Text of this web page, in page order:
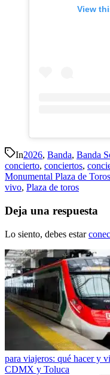
View
In2026, Banda, Banda
concierto, conciertos,
Monumental Plaza de Toros
vivo, Plaza de toros
Deja una respuesta
Lo siento, debes estar
para viajeros: qué hacer y
CDMX y Toluca